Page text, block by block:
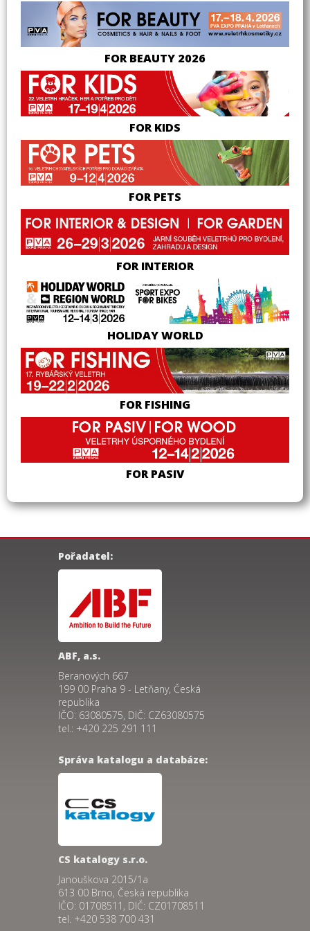
FOR BEAUTY 2026
FOR KIDS
FOR PETS
FOR INTERIOR
HOLIDAY WORLD
FOR FISHING
FOR PASIV
Pořadatel:
ABF, a.s.
Beranových 667
199 00 Praha 9 - Letňany, Česká
republika
IČO: 63080575, DIČ: CZ63080575
tel.: +420 225 291 111
Správa katalogu a databáze:
CS katalogy s.r.o.
Janouškova 2015/1a
613 00 Brno, Česká republika
IČO: 01708511, DIČ: CZ01708511
tel. +420 538 700 431